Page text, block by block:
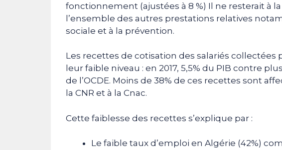
fonctionnement (ajustées à 8 %) Il ne resterait à
l’ensemble des autres prestations relatives
sociale et à la prévention.
Les recettes de cotisation des salariés collectées
leur faible niveau : en 2017, 5,5% du PIB contre
de l’OCDE. Moins de 38% de ces recettes sont
la CNR et à la Cnac.
Cette faiblesse des recettes s’explique par :
Le faible taux d’emploi en Algérie (42%)